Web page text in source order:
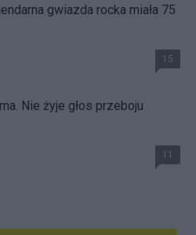
gwiazda rocka miała 75
15
Nie żyje głos przeboju
11